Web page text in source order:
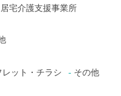
宅介護支援事業所
レット・チラシ その他